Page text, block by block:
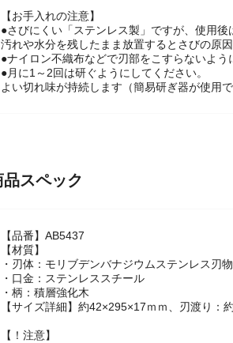
【お手入れの注意】
●さびにくい「ステンレス製」ですが、使用後
汚れや水分を残したまま放置するとさびの原
●ナイロン不織布などで刃部をこすらないよう
●月に1～2回は研ぐようにしてください。
【品番】AB5437
【材質】
・刃体：モリブデンバナジウムステンレス刃物
・口金：ステンレススチール
・柄：積層強化木